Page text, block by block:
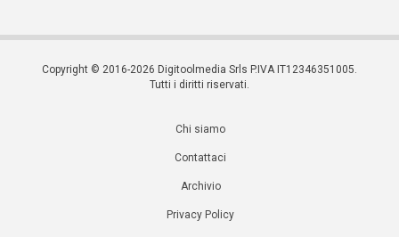
Copyright © 2016-2026 Digitoolmedia Srls P.IVA IT12346351005.
Tutti i diritti riservati.
Chi siamo
Contattaci
Archivio
Privacy Policy